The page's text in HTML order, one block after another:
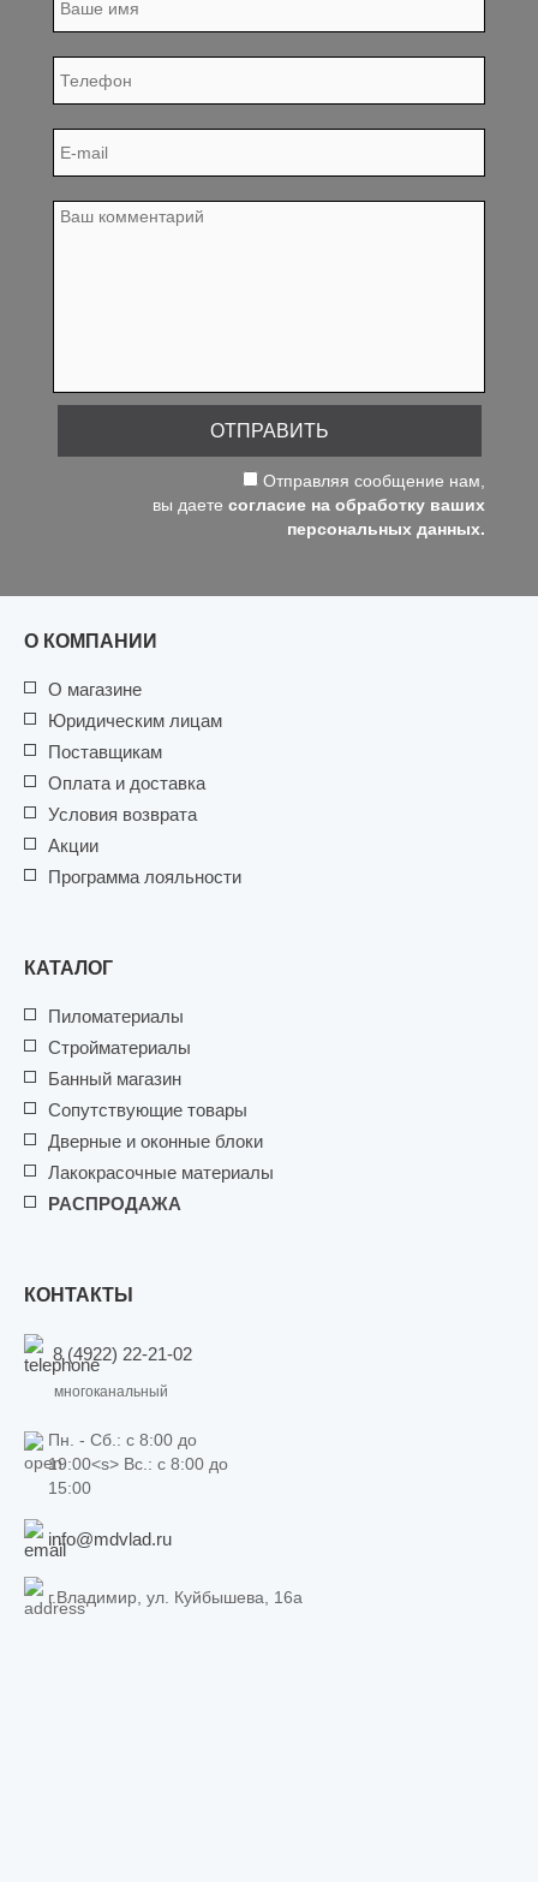
Отправляя сообщение нам,
вы даете согласие на обработку ваших
персональных данных.
ОТПРАВИТЬ
О КОМПАНИИ
О магазине
Юридическим лицам
Поставщикам
Оплата и доставка
Условия возврата
Акции
Программа лояльности
КАТАЛОГ
Пиломатериалы
Стройматериалы
Банный магазин
Сопутствующие товары
Дверные и оконные блоки
Лакокрасочные материалы
РАСПРОДАЖА
КОНТАКТЫ
8 (4922) 22-21-02
многоканальный
Пн. - Сб.: c 8:00 до
19:00<s> Вс.: c 8:00 до
15:00
info@mdvlad.ru
г.Владимир, ул. Куйбышева, 16а